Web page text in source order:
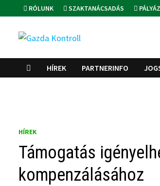
to
content
RÓLUNK SZAKTANÁCSADÁS
HÍREK PARTNERINFO
HÍREK
Támogatás
kompenzálásához